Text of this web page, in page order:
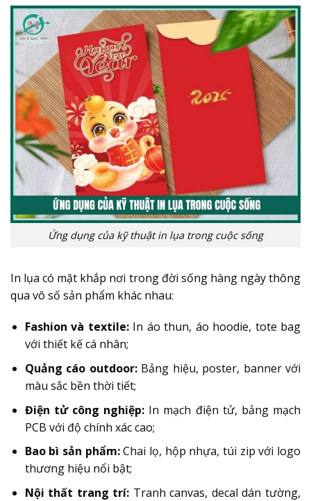
Ứng dụng của kỹ thuật in lụa trong cuộc sống
In lụa có mặt khắp nơi trong đời sống hàng ngày thông
qua vô số sản phẩm khác nhau:
Fashion và textile:In áo thun, áo hoodie, tote bag
với thiết kế cá nhân;
Quảng cáo outdoor:Bảng hiệu, poster, banner với
màu sắc bền thời tiết;
Điện tử công nghiệp: In mạch điện tử, bảng mạch
PCB với độ chính xác cao;
Bao bì sản phẩm:Chai lọ, hộp nhựa, túi zip với logo
thương hiệu nổi bật;
Nội thất trang trí: Tranh canvas, decal dán tường,